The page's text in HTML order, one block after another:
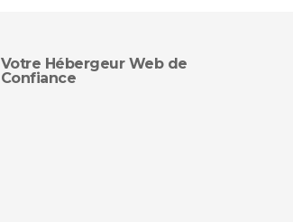
Votre Hébergeur Web de
Confiance